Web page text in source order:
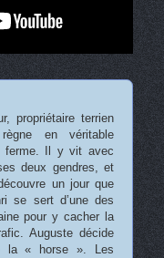
propriétaire terrien
en véritable
ferme. Il y vit avec
deux gendres, et
un jour que
se sert d’une des
pour y cacher la
Auguste décide
la « horse ». Les